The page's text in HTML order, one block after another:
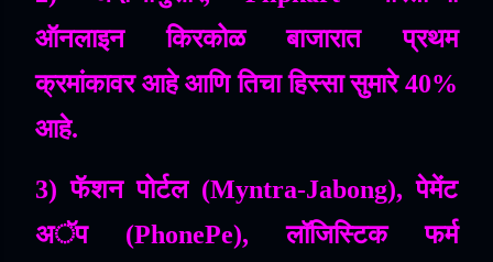
ऑनलाइन
किरकोळ बाजारात
प्रथम
क्रमांकावर आहे आणि तिचा हिस्सा सुमारे40%
आहे.
3)फॅशन पोर्टल(Myntra-Jabong),पेमेंट
अॅप(PhonePe),लॉजिस्टिक
फर्म